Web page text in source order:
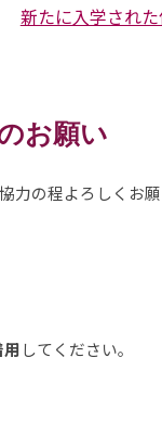
新たに入学され
お願い
の程よろしくお願
してください。